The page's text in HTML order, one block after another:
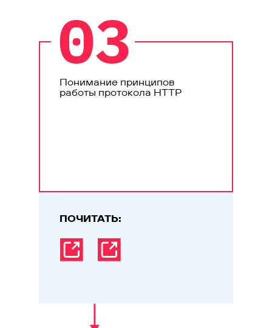
03
Понимание принципов
работы протокола HTTP
ПОЧИТАТЬ: